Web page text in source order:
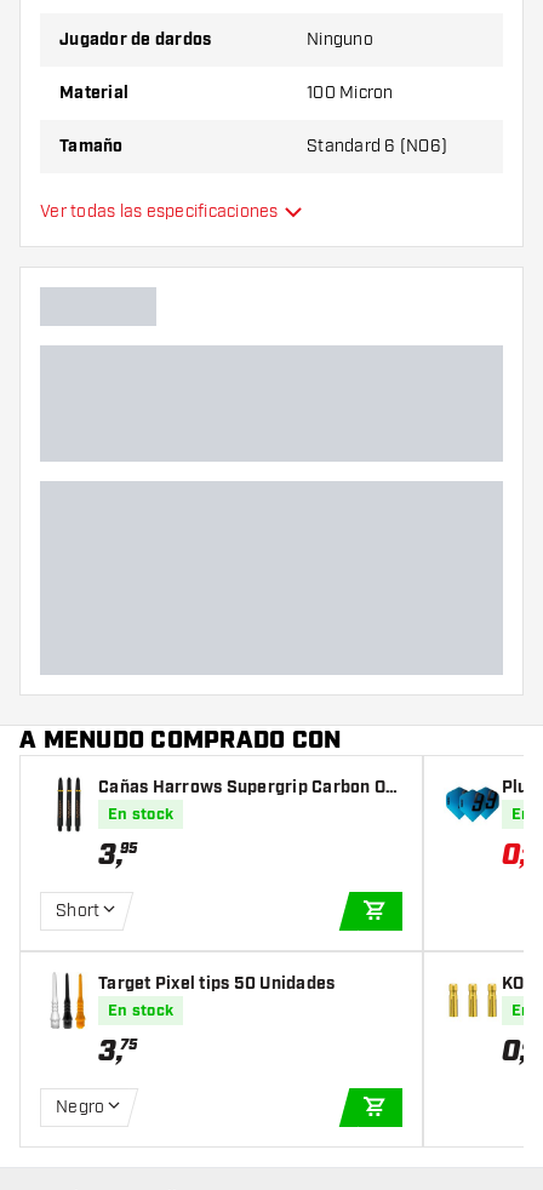
variante es mejor para ti.
Jugador de dardos Ninguno
Material 100 Micron
Tamaño Standard 6 (NO6)
Tipo
Flexibilidad
Ver todas las especificaciones
A MENUDO COMPRADO CON
Cañas Harrows Supergrip Carbon Or
En stock
3,95
Short
Target Pixel tips 50 Unidades
En stock
3,75
Negro
Aqua
En
0,33
r Oro
En
0,85